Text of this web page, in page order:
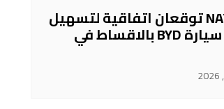
كي و NAT توقعان اتفاقية لتسهيل
امتلاك سيارة BYD بالاقساط في